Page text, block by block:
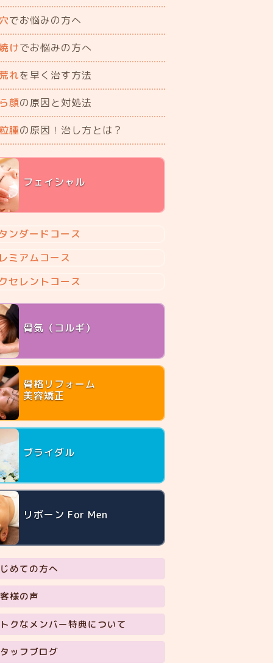
でお悩みの方へ
けでお悩みの方へ
れを早く治す方法
顔の原因と対処法
腫の原因！治し方とは？
フェイシャル
ンダードコース
ミアムコース
セレントコース
骨気（コルギ）
骨格リフォーム
美容矯正
ブライダル
リボーン For Men
めての方へ
様の声
クなメンバー特典について
ッフブログ